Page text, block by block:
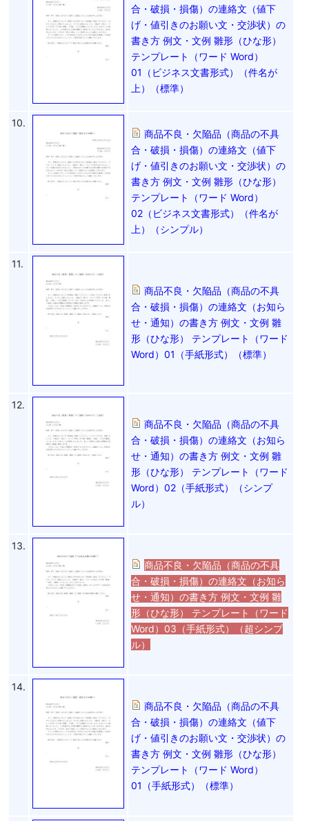
合・破損・損傷）の連絡文（値下
げ・値引きのお願い文・交渉状）の
書き方 例文・文例 雛形（ひな形）
テンプレート（ワード Word）
01（ビジネス文書形式）（件名が
上）（標準）
10.
商品不良・欠陥品（商品の不具
合・破損・損傷）の連絡文（値下
げ・値引きのお願い文・交渉状）の
書き方 例文・文例 雛形（ひな形）
テンプレート（ワード Word）
02（ビジネス文書形式）（件名が
上）（シンプル）
11.
商品不良・欠陥品（商品の不具
合・破損・損傷）の連絡文（お知ら
せ・通知）の書き方 例文・文例 雛
形（ひな形） テンプレート（ワード
Word）01（手紙形式）（標準）
12.
商品不良・欠陥品（商品の不具
合・破損・損傷）の連絡文（お知ら
せ・通知）の書き方 例文・文例 雛
形（ひな形） テンプレート（ワード
Word）02（手紙形式）（シンプ
ル）
13.
商品不良・欠陥品（商品の不具
合・破損・損傷）の連絡文（お知ら
せ・通知）の書き方 例文・文例 雛
形（ひな形） テンプレート（ワード
Word）03（手紙形式）（超シンプ
ル）
14.
商品不良・欠陥品（商品の不具
合・破損・損傷）の連絡文（値下
げ・値引きのお願い文・交渉状）の
書き方 例文・文例 雛形（ひな形）
テンプレート（ワード Word）
01（手紙形式）（標準）